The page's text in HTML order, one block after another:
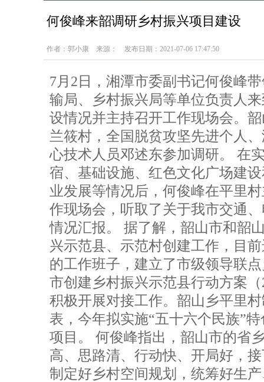
何俊峰来韶调研乡村振兴项目建设
作者：郭小康 来源： 发布日期：2021-07-06 17:47:50
7月2日，湘潭市委副书记何俊峰
输局、乡村振兴局等单位负责人
设情况并主持召开工作现场会。
兰筱村，全国脱贫攻坚先进个人
心技术人员邓述东参加调研。 在
宿、基础设施、红色文化广场建
业发展等情况后，何俊峰在平里
作现场会，听取了关于我市交通
情况汇报。 据了解，韶山市和韶
兴示范县、示范村创建工作，目
的工作班子，建立了市级领导联
市创建乡村振兴示范县行动方案
积极开展对接工作。韶山乡平里
表，今年拟实施“五十六个民族”
项目。 何俊峰指出，韶山市的省
高、思路清、行动快、开局好，
制定好乡村空间规划，统筹好生